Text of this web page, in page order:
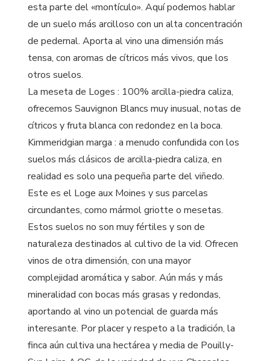
esta parte del «montículo». Aquí podemos hablar
de un suelo más arcilloso con un alta concentración
de pedernal. Aporta al vino una dimensión más
tensa, con aromas de cítricos más vivos, que los
otros suelos.
La meseta de Loges : 100% arcilla-piedra caliza,
ofrecemos Sauvignon Blancs muy inusual, notas de
cítricos y fruta blanca con redondez en la boca.
Kimmeridgian marga : a menudo confundida con los
suelos más clásicos de arcilla-piedra caliza, en
realidad es solo una pequeña parte del viñedo.
Este es el Loge aux Moines y sus parcelas
circundantes, como mármol griotte o mesetas.
Estos suelos no son muy fértiles y son de
naturaleza destinados al cultivo de la vid. Ofrecen
vinos de otra dimensión, con una mayor
complejidad aromática y sabor. Aún más y más
mineralidad con bocas más grasas y redondas,
aportando al vino un potencial de guarda más
interesante. Por placer y respeto a la tradición, la
finca aún cultiva una hectárea y media de Pouilly-